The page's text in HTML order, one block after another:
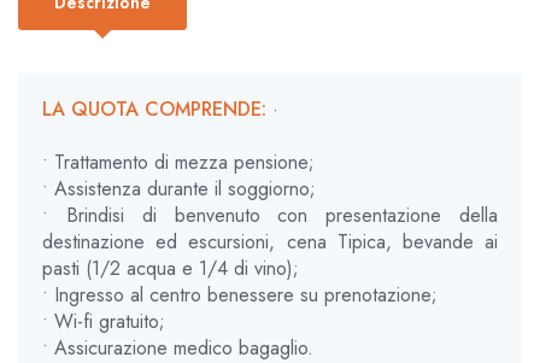
LA QUOTA COMPRENDE: ·
• Trattamento di mezza pensione;
• Assistenza durante il soggiorno;
• Brindisi di benvenuto con presentazione della
destinazione ed escursioni, cena Tipica, bevande ai
pasti (1/2 acqua e 1/4 di vino);
• Ingresso al centro benessere su prenotazione;
• Wi-fi gratuito;
• Assicurazione medico bagaglio.